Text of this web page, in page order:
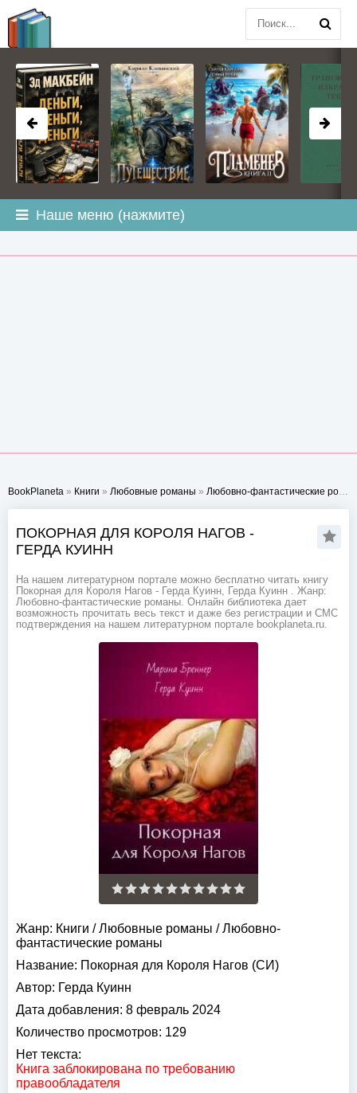
Наше меню (нажмите)
BookPlaneta » Книги » Любовные романы » Любовно-фантастические романы
ПОКОРНАЯ ДЛЯ КОРОЛЯ НАГОВ -
ГЕРДА КУИНН
На нашем литературном портале можно бесплатно читать книгу
Покорная для Короля Нагов - Герда Куинн, Герда Куинн . Жанр:
Любовно-фантастические романы. Онлайн библиотека дает
возможность прочитать весь текст и даже без регистрации и СМС
подтверждения на нашем литературном портале bookplaneta.ru.
Жанр: Книги /Любовные романы /Любовно-
фантастические романы
Название: Покорная для Короля Нагов (СИ)
Автор: Герда Куинн
Дата добавления: 8 февраль 2024
Количество просмотров: 129
Нет текста:
Книга заблокирована по требованию
правообладателя
BOOKPLANETA.COM